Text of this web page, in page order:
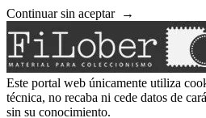
Continuar sin aceptar →
Este portal web únicamente utiliza
técnica, no recaba ni cede datos de
sin su conocimiento.